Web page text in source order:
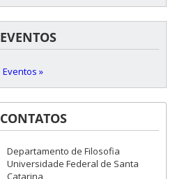
EVENTOS
Eventos »
CONTATOS
Departamento de Filosofia
Universidade Federal de Santa
Catarina